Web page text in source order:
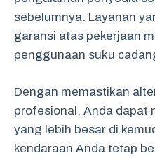
sebelumnya. Layanan
garansi atas pekerjaan
penggunaan suku
Dengan memastikan
profesional, Anda dapat
yang lebih besar di
kendaraan Anda tetap